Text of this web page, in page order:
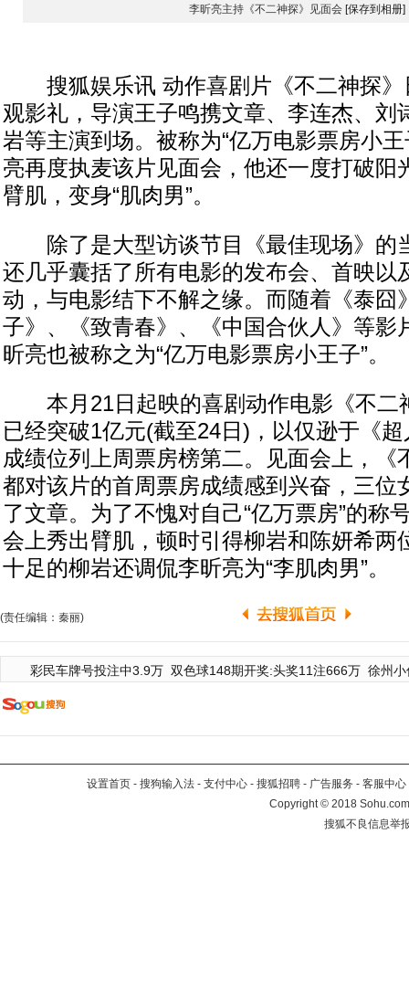
李昕亮主持《不二神探》见面会 [保存到相册]
搜狐娱乐讯 动作喜剧片《不二神探》
观影礼，导演王子鸣携文章、李连杰、刘
岩等主演到场。被称为“亿万电影票房小
亮再度执麦该片见面会，他还一度打破阳
臂肌，变身“肌肉男”。
除了是大型访谈节目《最佳现场》的
还几乎囊括了所有电影的发布会、首映以
动，与电影结下不解之缘。而随着《泰囧
子》、《致青春》、《中国合伙人》等影
昕亮也被称之为“亿万电影票房小王子”。
本月21日起映的喜剧动作电影《不二
已经突破1亿元(截至24日)，以仅逊于《
成绩位列上周票房榜第二。见面会上，《
都对该片的首周票房成绩感到兴奋，三位
了文章。为了不愧对自己“亿万票房”的称
会上秀出臂肌，顿时引得柳岩和陈妍希两
十足的柳岩还调侃李昕亮为“李肌肉男”。
(责任编辑：秦丽)
彩民车牌号投注中3.9万 双色球148期开奖:头奖11注666万 徐州
设置首页 - 搜狗输入法 - 支付中心 - 搜狐招聘 - 广告服务 - 客服中心
Copyright©2018
搜狐不良信息举